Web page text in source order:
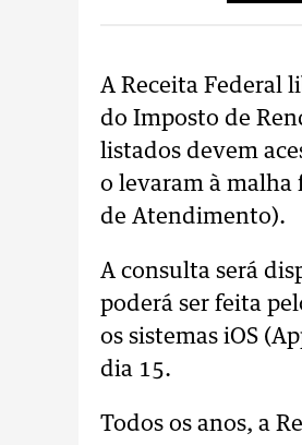
A Receita Federal
do Imposto de
listados devem
o levaram à
de Atendimento).
A consulta será
poderá ser feita
os sistemas iOS
dia 15.
Todos os anos, a